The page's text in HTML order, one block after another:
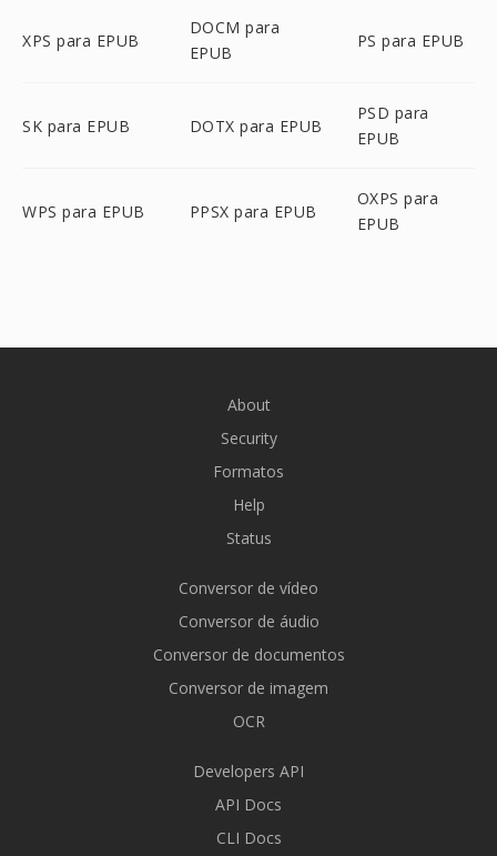
XPS para EPUB
DOCM para
EPUB
PS para EPUB
SK para EPUB DOTX para EPUB
PSD para
EPUB
WPS para EPUB PPSX para EPUB
OXPS para
EPUB
About
Security
Formatos
Help
Status
Conversor de vídeo
Conversor de áudio
Conversor de documentos
Conversor de imagem
OCR
Developers API
API Docs
CLI Docs